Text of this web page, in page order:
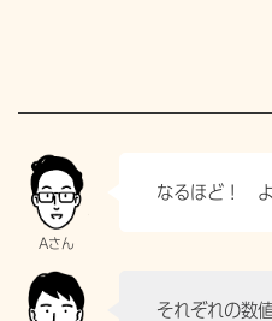
なるほど！ よ
それぞれの数